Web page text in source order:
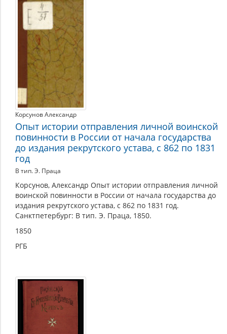
Корсунов Александр
Опыт истории отправления личной воинской
повинности в России от начала государства
до издания рекрутского устава, с 862 по 1831
год
В тип. Э. Праца
Корсунов, Александр Опыт истории отправления личной
воинской повинности в России от начала государства до
издания рекрутского устава, с 862 по 1831 год.
Санктпетербург: В тип. Э. Праца, 1850.
1850
РГБ